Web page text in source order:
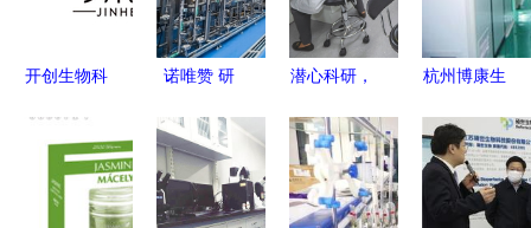
开创生物科
前沿研发驱
动未来健康
诺唯赞 研
齐下，生物
领域一
路“狂飙”
潜心科研，
业“芯”与通
信技术开发
的双重革命
杭州博康生
信技术开发
领域的创新
探索